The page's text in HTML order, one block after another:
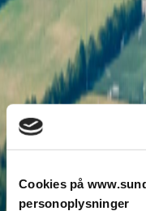
Cookies på
personoplysninger